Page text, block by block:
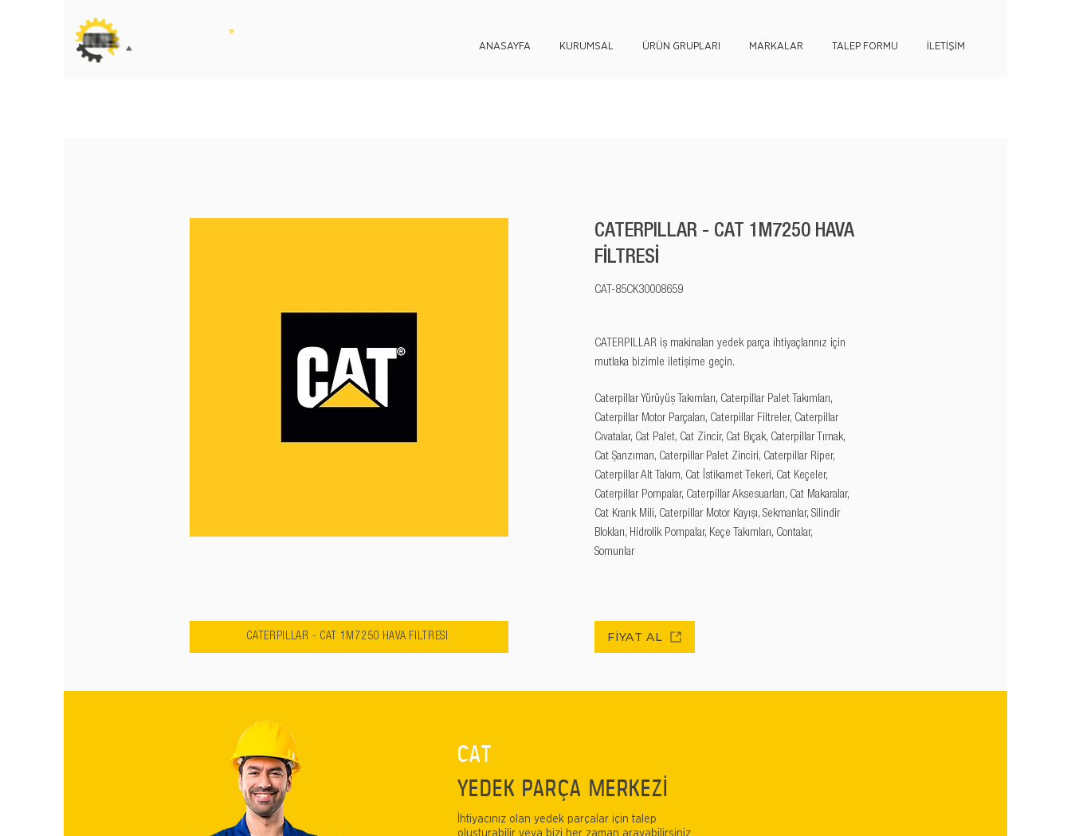
ANASAYFA KURUMSAL ÜRÜN GRUPLARI MARKALAR TALEP FORMU İLETİŞİM
CATERPILLAR - CAT 1M7250 HAVA FİLTRESİ
CATERPILLAR - CAT 1M7250 HAVA
FİLTRESİ
CAT-85CK30008659
CATERPILLAR iş makinaları yedek parça ihtiyaçlarınız için
mutlaka bizimle iletişime geçin.
Caterpillar Yürüyüş Takımları, Caterpillar Palet Takımları,
Caterpillar Motor Parçaları, Caterpillar Filtreler, Caterpillar
Cıvatalar, Cat Palet, Cat Zincir, Cat Bıçak, Caterpillar Tırnak,
Cat Şanzıman, Caterpillar Palet Zinciri, Caterpillar Riper,
Caterpillar Alt Takım, Cat İstikamet Tekeri, Cat Keçeler,
Caterpillar Pompalar, Caterpillar Aksesuarları, Cat Makaralar,
Cat Krank Mili, Caterpillar Motor Kayışı, Sekmanlar, Silindir
Blokları, Hidrolik Pompalar, Keçe Takımları, Contalar,
Somunlar
FİYAT AL
CAT
YEDEK PARÇA MERKEZİ
İhtiyacınız olan yedek parçalar için talep
oluşturabilir veya bizi her zaman arayabilirsiniz.